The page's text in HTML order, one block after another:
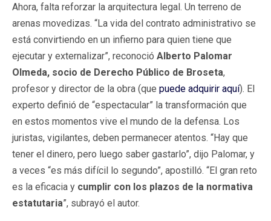
Ahora, falta reforzar la arquitectura legal. Un terreno de
arenas movedizas. “La vida del contrato administrativo se
está convirtiendo en un infierno para quien tiene que
ejecutar y externalizar”, reconoció Alberto Palomar
Olmeda, socio de Derecho Público de Broseta,
profesor y director de la obra (que puede adquirir aquí). El
experto definió de “espectacular” la transformación que
en estos momentos vive el mundo de la defensa. Los
juristas, vigilantes, deben permanecer atentos. “Hay que
tener el dinero, pero luego saber gastarlo”, dijo Palomar, y
a veces “es más difícil lo segundo”, apostilló. “El gran reto
es la eficacia y cumplir con los plazos de la normativa
estatutaria”, subrayó el autor.